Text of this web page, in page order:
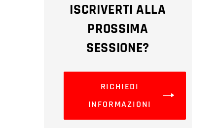
ISCRIVERTI ALLA
PROSSIMA
SESSIONE?
RICHIEDI
INFORMAZIONI